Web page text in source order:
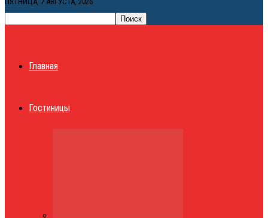
Главная
Гостиницы